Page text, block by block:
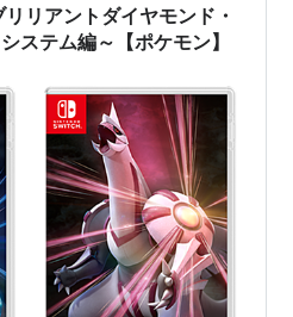
じめん
からルールに応じて2〜4
物、メガストーン、Zクリス
用する。
持物
リアントダイヤモンド・
ステム編～【ポケモン】